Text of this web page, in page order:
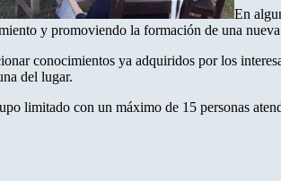
En
y promoviendo la formación de una nueva
conocimientos ya adquiridos por los
del lugar.
limitado con un máximo de 15 personas